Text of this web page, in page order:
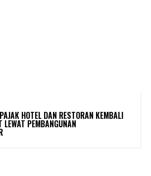
HOTEL DAN RESTORAN KEMBALI
LEWAT PEMBANGUNAN